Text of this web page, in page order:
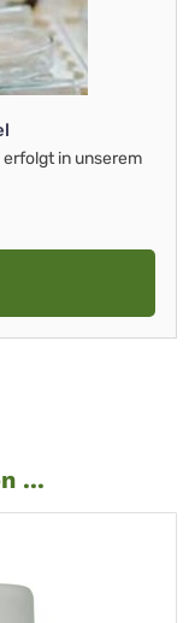
in unserem
...